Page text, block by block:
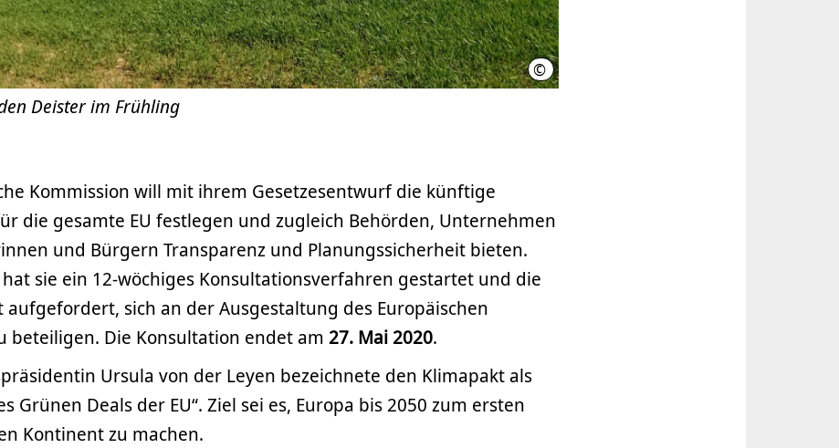
© A. Lehmann / Region Hannover
Deister im Frühling
Kommission will mit ihrem Gesetzesentwurf die künftige
die gesamte EU festlegen und zugleich Behörden, Unternehmen
und Bürgern Transparenz und Planungssicherheit bieten.
sie ein 12-wöchiges Konsultationsverfahren gestartet und die
sich an der Ausgestaltung des Europäischen
beteiligen. Die Konsultation endet am 27. Mai 2020.
Ursula von der Leyen bezeichnete den Klimapakt als
Grünen Deals der EU“. Ziel sei es, Europa bis 2050 zum ersten
Kontinent zu machen.